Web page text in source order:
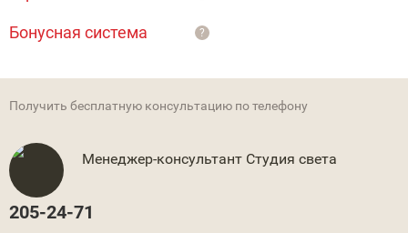
Бонусная система ?
Получить бесплатную консультацию по телефону
Менеджер-консультант Студия света
205-24-71